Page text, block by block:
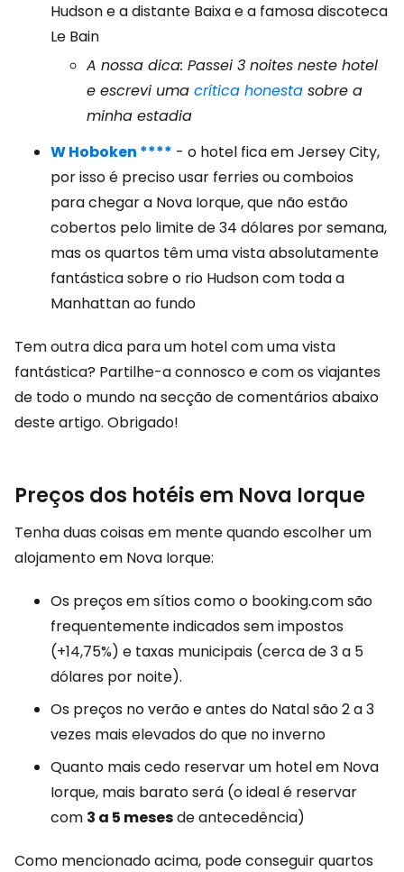
Hudson e a distante Baixa e a famosa discoteca
Le Bain
A nossa dica: Passei 3 noites neste hotel
e escrevi uma crítica honesta sobre a
minha estadia
W Hoboken **** - o hotel fica em Jersey City,
por isso é preciso usar ferries ou comboios
para chegar a Nova Iorque, que não estão
cobertos pelo limite de 34 dólares por semana,
mas os quartos têm uma vista absolutamente
fantástica sobre o rio Hudson com toda a
Manhattan ao fundo
Tem outra dica para um hotel com uma vista
fantástica? Partilhe-a connosco e com os viajantes
de todo o mundo na secção de comentários abaixo
deste artigo. Obrigado!
Preços dos hotéis em Nova Iorque
Tenha duas coisas em mente quando escolher um
alojamento em Nova Iorque:
Os preços em sítios como o booking.com são
frequentemente indicados sem impostos
(+14,75%) e taxas municipais (cerca de 3 a 5
dólares por noite).
Os preços no verão e antes do Natal são 2 a 3
vezes mais elevados do que no inverno
Quanto mais cedo reservar um hotel em Nova
Iorque, mais barato será (o ideal é reservar
com 3 a 5 mesesde antecedência)
Como mencionado acima, pode conseguir quartos